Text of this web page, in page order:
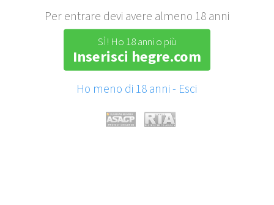
Per entrare devi avere almeno 18 anni
SÌ! Ho 18 anni o più
Inserisci hegre.com
Ho meno di 18 anni - Esci